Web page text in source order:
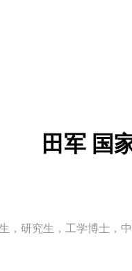
田军 国
研究生，工学博士，